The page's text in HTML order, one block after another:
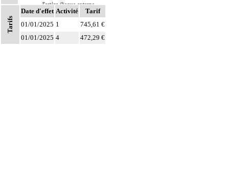
- l'artère iliaque externe
4
Par résection-anastomose d'un vaisseau, on entend : résection d'un axe
vasculaire avec restauration de la continuité par anastomose.
Par recanalisation intraluminale d'un vaisseau, on entend : rétablissement de la
Tarifs
Date d'effet Activité
Tarif
01/01/2025 1
745,61 €
01/01/2025 4 472,29 €